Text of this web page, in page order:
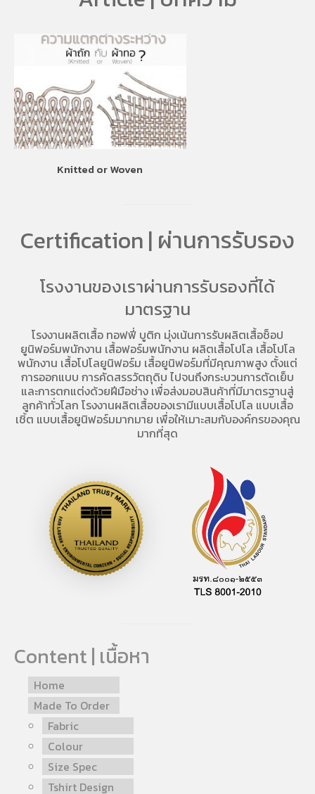
Knitted or Woven
Certification | ผ่านการรับรอง
โรงงานของเราผ่านการรับรองที่ได้
มาตรฐาน
โรงงานผลิตเสื้อ ทอฟฟี่ บูติก มุ่งเน้นการรับผลิตเสื้อช็อป
ยูนิฟอร์มพนักงาน เสื้อฟอร์มพนักงาน ผลิตเสื้อโปโล เสื้อโปโล
พนักงาน เสื้อโปโลยูนิฟอร์ม เสื้อยูนิฟอร์มที่มีคุณภาพสูง ตั้งแต่
การออกแบบ การคัดสรรวัตถุดิบ ไปจนถึงกระบวนการตัดเย็บ
และการตกแต่งด้วยฝีมือช่าง เพื่อส่งมอบสินค้าที่มีมาตรฐานสู่
ลูกค้าทั่วโลก โรงงานผลิตเสื้อของเรามีแบบเสื้อโปโล แบบเสื้อ
เชิ้ต แบบเสื้อยูนิฟอร์มมากมาย เพื่อให้เมาะสมกับองค์กรของคุณ
มากที่สุด
Content | เนื้อหา
Home
Made To Order
Fabric
Colour
Size Spec
Tshirt Design